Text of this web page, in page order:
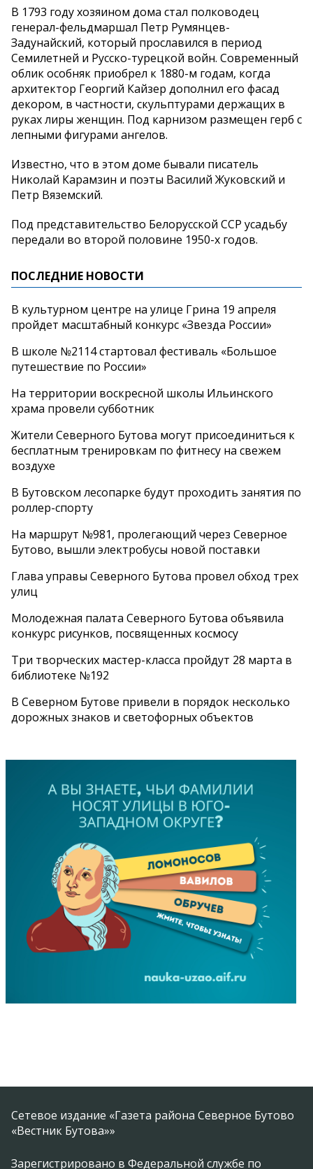
В 1793 году хозяином дома стал полководец
генерал-фельдмаршал Петр Румянцев-
Задунайский, который прославился в период
Семилетней и Русско-турецкой войн. Современный
облик особняк приобрел к 1880-м годам, когда
архитектор Георгий Кайзер дополнил его фасад
декором, в частности, скульптурами держащих в
руках лиры женщин. Под карнизом размещен герб с
лепными фигурами ангелов.
Известно, что в этом доме бывали писатель
Николай Карамзин и поэты Василий Жуковский и
Петр Вяземский.
Под представительство Белорусской ССР усадьбу
передали во второй половине 1950-х годов.
ПОСЛЕДНИЕ НОВОСТИ
В культурном центре на улице Грина 19 апреля
пройдет масштабный конкурс «Звезда России»
В школе №2114 стартовал фестиваль «Большое
путешествие по России»
На территории воскресной школы Ильинского
храма провели субботник
Жители Северного Бутова могут присоединиться к
бесплатным тренировкам по фитнесу на свежем
воздухе
В Бутовском лесопарке будут проходить занятия по
роллер-спорту
На маршрут №981, пролегающий через Северное
Бутово, вышли электробусы новой поставки
Глава управы Северного Бутова провел обход трех
улиц
Молодежная палата Северного Бутова объявила
конкурс рисунков, посвященных космосу
Три творческих мастер-класса пройдут 28 марта в
библиотеке №192
В Северном Бутове привели в порядок несколько
дорожных знаков и светофорных объектов
Сетевое издание «Газета района Северное Бутово
«Вестник Бутова»»
Зарегистрировано в Федеральной службе по